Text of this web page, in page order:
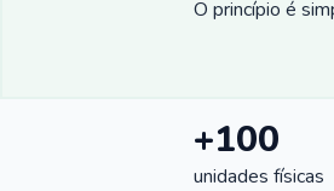
O princípio é
+100
unidades físicas